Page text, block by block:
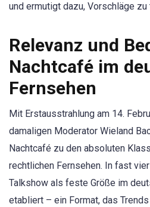
und ermutigt dazu, Vorschläge zu
Relevanz und
Nachtcafé im
Fernsehen
Mit Erstausstrahlung am 14.
damaligen Moderator Wieland
Nachtcafé zu den absoluten
rechtlichen Fernsehen. In fast
Talkshow als feste Größe im
etabliert – ein Format, das